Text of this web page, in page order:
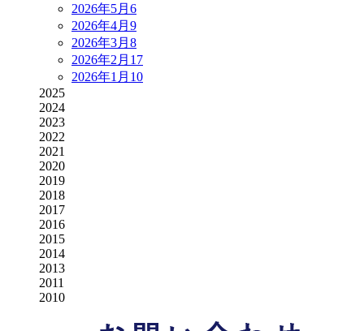
2026年5月 6
2026年4月 9
2026年3月 8
2026年2月 17
2026年1月 10
2025
2024
2023
2022
2021
2020
2019
2018
2017
2016
2015
2014
2013
2011
2010